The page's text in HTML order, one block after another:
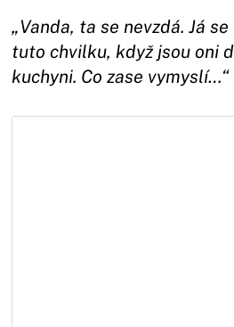
„Vanda, ta se nevzdá. Já
tuto chvilku, když jsou oni
kuchyni. Co zase vymyslí…“